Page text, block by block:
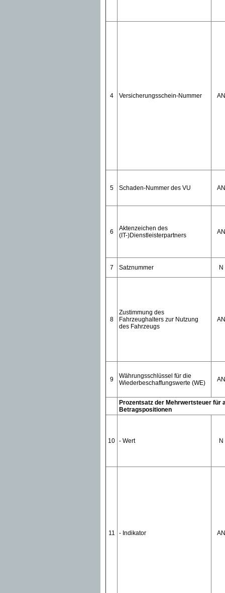
4 Versicherungsschein-Nummer AN
5 Schaden-Nummer des VU AN
6
Aktenzeichen des
(IT-)Dienstleisterpartners
AN
7 Satznummer N
8
Zustimmung des
Fahrzeughalters zur Nutzung
des Fahrzeugs
AN
9
Währungsschlüssel für die
Wiederbeschaffungswerte (WE)
AN
Prozentsatz der Mehrwertsteuer für
Betragspositionen
10 - Wert N
11 - Indikator AN